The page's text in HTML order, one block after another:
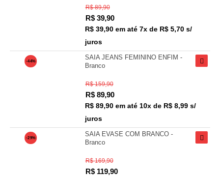
R$ 89,90
R$ 39,90
R$ 39,90 em até 7x de R$ 5,70 s/
juros
-44%
SAIA JEANS FEMININO ENFIM -
Branco
R$ 159,90
R$ 89,90
R$ 89,90 em até 10x de R$ 8,99 s/
juros
-29%
SAIA EVASE COM BRANCO -
Branco
R$ 169,90
R$ 119,90